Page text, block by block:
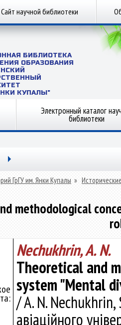
Сайт научной библиотеки
БИБЛИОТЕКА
ОБРАЗОВАНИЯ
КУПАЛЫ"
Электронный каталог
библиотеки
ГрГУ им. Янки Купалы »
methodological
Nechukhrin, A. N.
Theoretical and
system "Mental
/ A. N.
авіаційного